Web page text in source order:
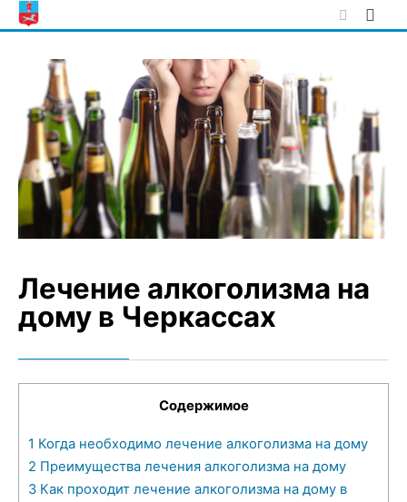
Skip
to
Лечение алкоголизма на
дому в Черкассах
Содержимое
1 Когда необходимо лечение алкоголизма на дому
2 Преимущества лечения алкоголизма на дому
3 Как проходит лечение алкоголизма на дому в